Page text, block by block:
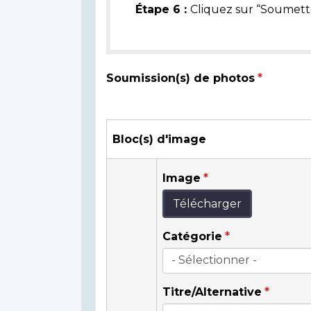
Étape 6 : Cliquez sur
Soumission(s) de photos
Bloc(s) d'image
Image
Télécharger
Catégorie
Titre/Alternative